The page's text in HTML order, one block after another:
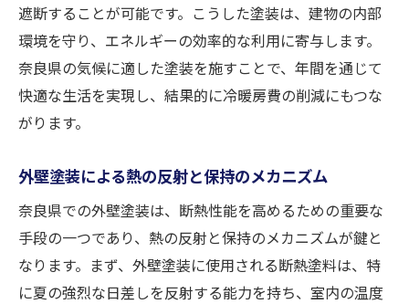
外壁塗装での温度調整のメカニズム
断熱塗装による快適な生活環境の実現
奈良県の四季に対応する外壁塗装技術
外壁塗装が健康に与える影響
奈良県での外壁塗装がエネルギー効率に与える
影響
エネルギー効率向上のための外壁塗装の役
割
断熱塗装によるエネルギーコストの削減
遮断することが可能です。こうした塗装は、建物の内部
環境を守り、エネルギーの効率的な利用に寄与します。
奈良県の気候に適した塗装を施すことで、年間を通じて
快適な生活を実現し、結果的に冷暖房費の削減にもつな
がります。
外壁塗装による熱の反射と保持のメカニズム
奈良県での外壁塗装は、断熱性能を高めるための重要な
手段の一つであり、熱の反射と保持のメカニズムが鍵と
なります。まず、外壁塗装に使用される断熱塗料は、特
に夏の強烈な日差しを反射する能力を持ち、室内の温度